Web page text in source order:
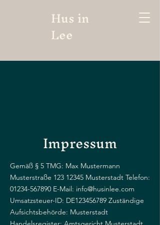
Hus in
Lee
Impressum
Gemäß § 5 TMG: Max Mustermann
Musterstraße 123 12345 Musterstadt Telefon:
01234-567890 E-Mail: info@husinlee.com
Umsatzsteuer-ID: DE123456789 Zuständige
Aufsichtsbehörde: Musterstadt